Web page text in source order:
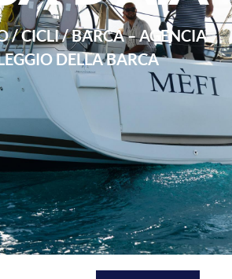
/ CICLI / BARCA – AGENCIA
DELLA BARCA